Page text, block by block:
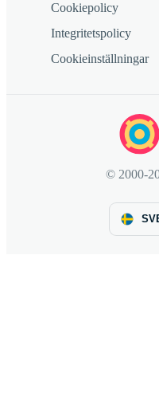
Cookiepolicy
Integritetspolicy
Cookieinställningar
© 2000-